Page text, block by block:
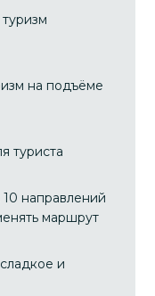
на подъёме
туриста
направлений
маршрут
и